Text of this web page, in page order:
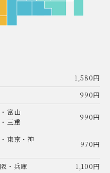
1,580円
990円
富山
三重
990円
東京・神
970円
・兵庫
1,100円